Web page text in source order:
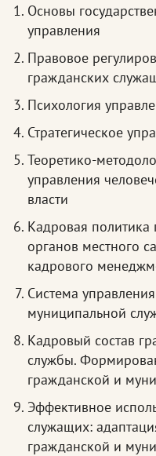
Основы
управления
Правовое
гражданских
Психология
Стратегическое
Теоретико-
управления
власти
Кадровая политика
органов местного
кадрового
Система
муниципальной
Кадровый состав
службы.
гражданской и
Эффективное
служащих:
гражданской и